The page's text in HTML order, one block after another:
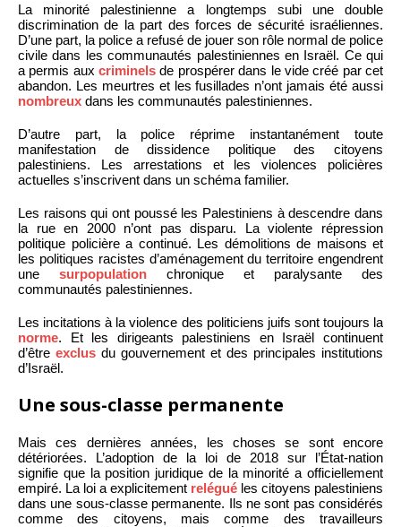
La minorité palestinienne a longtemps subi une double
discrimination de la part des forces de sécurité israéliennes.
D’une part, la police a refusé de jouer son rôle normal de police
civile dans les communautés palestiniennes en Israël. Ce qui
a permis auxcriminels de prospérer dans le vide créé par cet
abandon. Les meurtres et les fusillades n’ont jamais été aussi
nombreux dans les communautés palestiniennes.
D’autre part, la police réprime instantanément toute
manifestation de dissidence politique des citoyens
palestiniens. Les arrestations et les violences policières
actuelles s’inscrivent dans un schéma familier.
Les raisons qui ont poussé les Palestiniens à descendre dans
la rue en 2000 n’ont pas disparu. La violente répression
politique policière a continué. Les démolitions de maisons et
les politiques racistes d’aménagement du territoire engendrent
une surpopulation chronique et paralysante des
communautés palestiniennes.
Les incitations à la violence des politiciens juifs sont toujours la
norme. Et les dirigeants palestiniens en Israël continuent
d’être exclus du gouvernement et des principales institutions
d’Israël.
Une sous-classe permanente
Mais ces dernières années, les choses se sont encore
détériorées. L’adoption de la loi de 2018 sur l’État-nation
signifie que la position juridique de la minorité a officiellement
empiré. La loi a explicitement relégué les citoyens palestiniens
dans une sous-classe permanente. Ils ne sont pas considérés
comme des citoyens, mais comme des travailleurs